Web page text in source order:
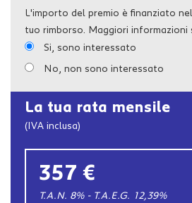
L'importo del premio è finanziato
tuo rimborso. Maggiori informazioni
Si, sono interessato
No, non sono interessato
La tua rata mensile
(IVA inclusa)
357 €
T.A.N. 8% - T.A.E.G. 12,39%